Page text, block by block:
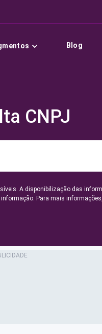
Blog
CNPJ
A disponibilização das
Para mais informações,